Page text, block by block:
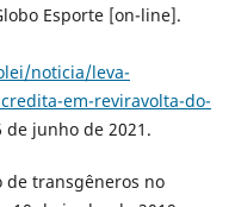
Esporte [on-line].
noticia/leva-
em-reviravolta-do-
de junho de 2021.
de transgêneros no